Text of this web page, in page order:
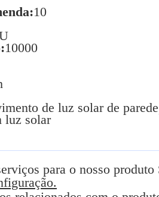
10
10000
de luz solar de
luz solar
para o nosso